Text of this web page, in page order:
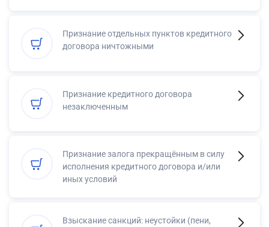
Признание отдельных пунктов кредитного
договора ничтожными
Признание кредитного договора
незаключенным
Признание залога прекращённым в силу
исполнения кредитного договора и/или
иных условий
Взыскание санкций: неустойки (пени,